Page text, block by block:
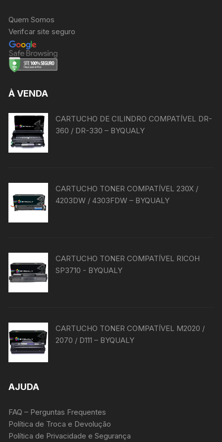
Quem Somos
Verifcar site seguro
À VENDA
CARTUCHO DE CILINDRO COMPATÍVEL DR-
360 / DR-330 – BYQUALY
CARTUCHO TONER COMPATÍVEL 230X /
4203DW / 4303FDW – BYQUALY
CARTUCHO TONER COMPATÍVEL RICOH
SP3710 - BYQUALY
CARTUCHO TONER COMPATÍVEL M2020 /
2070 / D111 – BYQUALY
AJUDA
FAQ – Perguntas Frequentes
Política de Troca e Devolução
Política de Privacidade e Segurança